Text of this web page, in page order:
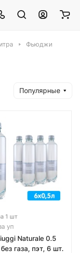
Фьюджи
Популярные
1 шт
уп
Naturale 0.5
газа, пэт, 6 шт.